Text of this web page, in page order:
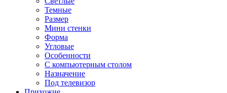
Темные
Размер
Мини стенки
Форма
Угловые
Особенности
С компьютерным столом
Назначение
Под телевизор